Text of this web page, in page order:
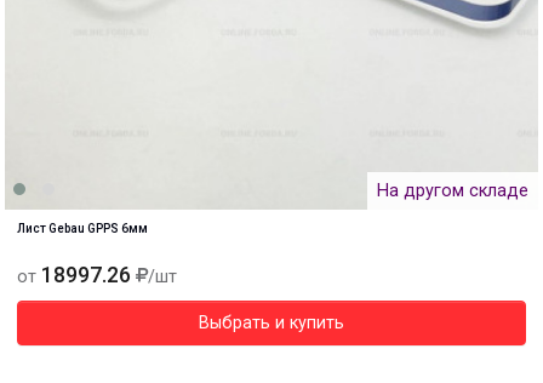
На другом складе
Лист Gebau GPPS 6мм
от 18997.26 /шт
Выбрать и купить